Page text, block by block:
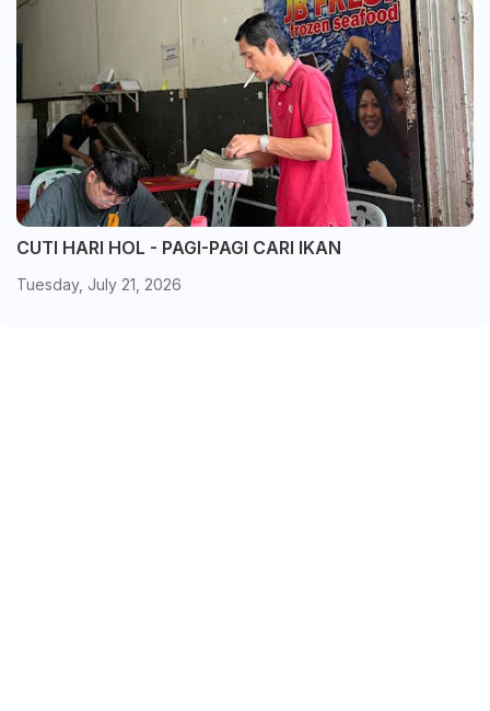
CUTI HARI HOL - PAGI-PAGI CARI IKAN
Tuesday, July 21, 2026